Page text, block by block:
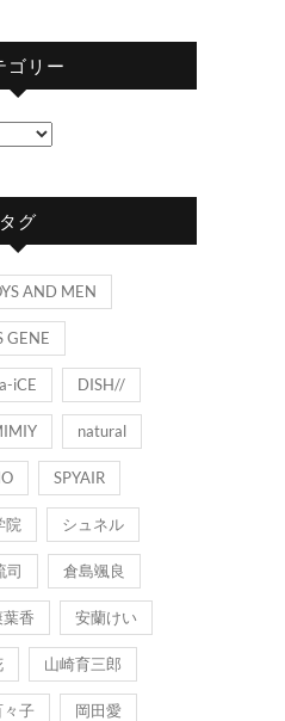
ゴリー
タグ
AND MEN
GENE
iCE DISH//
natural
SPYAIR
院 シュネル
司 倉島颯良
香 安蘭けい
山崎育三郎
々子 岡田愛